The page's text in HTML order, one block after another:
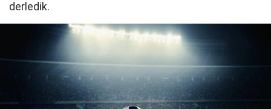
derledik.